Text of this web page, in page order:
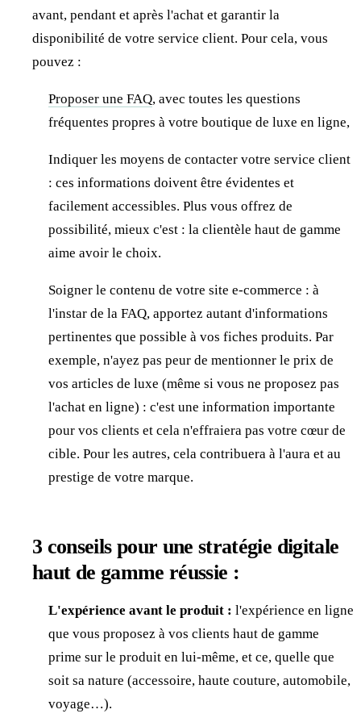
avant, pendant et après l'achat et garantir la
disponibilité de votre service client. Pour cela, vous
pouvez :
Proposer une FAQ, avec toutes les questions
fréquentes propres à votre boutique de luxe en ligne,
Indiquer les moyens de contacter votre service client
: ces informations doivent être évidentes et
facilement accessibles. Plus vous offrez de
possibilité, mieux c'est : la clientèle haut de gamme
aime avoir le choix.
Soigner le contenu de votre site e-commerce : à
l'instar de la FAQ, apportez autant d'informations
pertinentes que possible à vos fiches produits. Par
exemple, n'ayez pas peur de mentionner le prix de
vos articles de luxe (même si vous ne proposez pas
l'achat en ligne) : c'est une information importante
pour vos clients et cela n'effraiera pas votre cœur de
cible. Pour les autres, cela contribuera à l'aura et au
prestige de votre marque.
3 conseils pour une stratégie digitale
haut de gamme réussie :
L'expérience avant le produit : l'expérience en ligne
que vous proposez à vos clients haut de gamme
prime sur le produit en lui-même, et ce, quelle que
soit sa nature (accessoire, haute couture, automobile,
voyage…).